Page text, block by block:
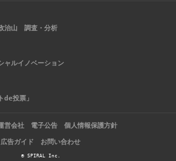
治山 調査・分析
ャルイノベーション
de投票」
営会社 電子公告 個人情報保護方針
広告ガイド お問い合わせ
© SPIRAL Inc.